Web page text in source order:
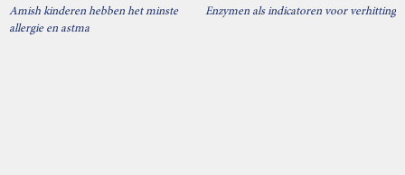
Amish kinderen hebben het minste
allergie en astma
Enzymen als indicatoren voor verhitting